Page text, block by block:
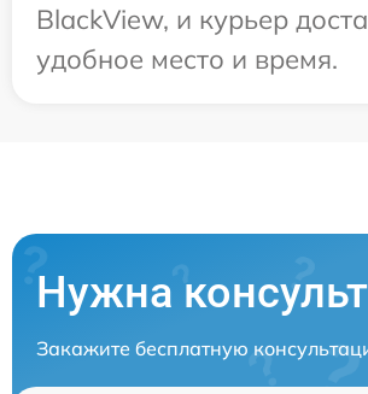
BlackView, и курьер
удобное место и время.
Нужна
Закажите бесплатную